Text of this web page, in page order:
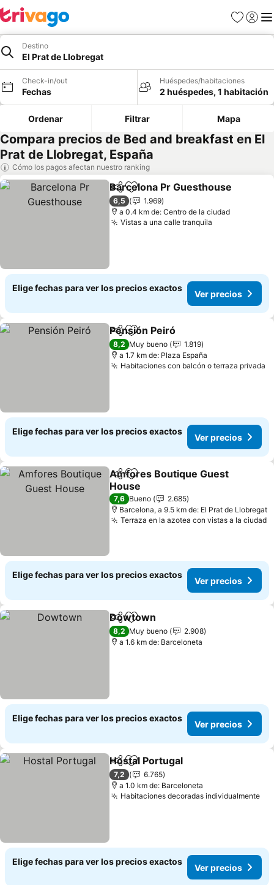
Favoritos
Iniciar
Destino
El Prat de Llobregat
Check-in/out
Fechas
Huéspedes/habitaciones
2 huéspedes, 1 habitación
Ordenar Filtrar Mapa
Compara precios de Bed and breakfast en El
Prat de Llobregat, España
Cómo los pagos afectan nuestro ranking
CompartirAgregar a favoritos
Barcelona Pr Guesthouse
6,5
1.969
a 0.4 km de: Centro de la ciudad
Vistas a una calle tranquila
Elige fechas para ver los precios exactos
Ver precios
CompartirAgregar a favoritos
Pensión Peiró
8,2 Muy bueno
1.819
a 1.7 km de: Plaza España
Habitaciones con balcón o terraza privada
Elige fechas para ver los precios exactos
Ver precios
CompartirAgregar a favoritos
Amfores Boutique Guest
House
Ver precios
7,6 Bueno
2.685
Barcelona, a 9.5 km de: El Prat de Llobregat
Terraza en la azotea con vistas a la ciudad
Elige fechas para ver los precios exactos
Ver precios
CompartirAgregar a favoritos
Dowtown
8,2 Muy bueno
2.908
a 1.6 km de: Barceloneta
Elige fechas para ver los precios exactos
Ver precios
CompartirAgregar a favoritos
Hostal Portugal
7,2
6.765
a 1.0 km de: Barceloneta
Habitaciones decoradas individualmente
Elige fechas para ver los precios exactos
Ver precios